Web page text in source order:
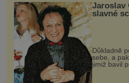
Jaroslav
slavné
pan
Důkladně
sebe, a
jimiž bavil
lidé rádi,
Vynikající